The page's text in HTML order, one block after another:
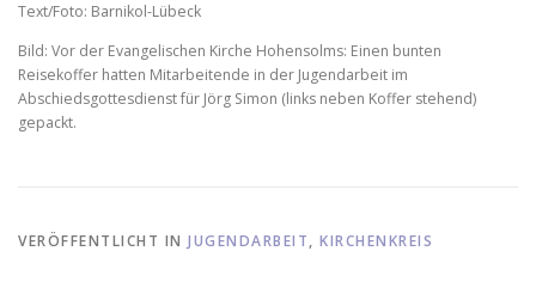
Text/Foto: Barnikol-Lübeck
Bild: Vor der Evangelischen Kirche Hohensolms: Einen bunten
Reisekoffer hatten Mitarbeitende in der Jugendarbeit im
Abschiedsgottesdienst für Jörg Simon (links neben Koffer stehend)
gepackt.
VERÖFFENTLICHT IN JUGENDARBEIT, KIRCHENKREIS